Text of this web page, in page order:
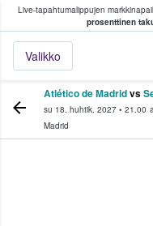
Live-tapahtumalippujen
prosenttinen
Valikko
fanit ostavat ja
Atlético de Madridvs
su 18. huhtik. 2027 • 21.00
Madrid